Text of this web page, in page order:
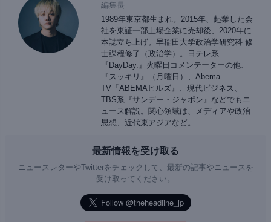
編集長
1989年東京都生まれ。2015年、起業した会
社を東証一部上場企業に売却後、2020年に
本誌立ち上げ。早稲田大学政治学研究科 修
士課程修了（政治学）。日テレ系
『DayDay.』火曜日コメンテーターの他、
『スッキリ』（月曜日）、Abema
TV『ABEMAヒルズ』、現代ビジネス、
TBS系『サンデー・ジャポン』などでもニ
ュース解説。関心領域は、メディアや政治
思想、近代東アジアなど。
最新情報を受け取る
ニュースレターやTwitterをチェックして、最新の記事やニュースを
受け取ってください。